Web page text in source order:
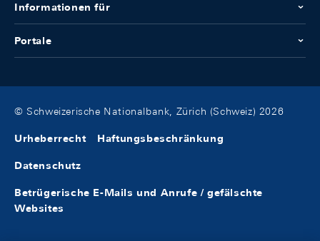
Informationen für
Portale
© Schweizerische Nationalbank, Zürich (Schweiz) 2026
Urheberrecht Haftungsbeschränkung
Datenschutz
Betrügerische E-Mails und Anrufe / gefälschte
Websites